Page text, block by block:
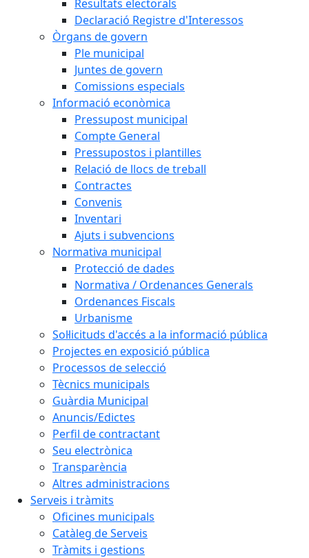
Resultats electorals
Declaració Registre d'Interessos
Òrgans de govern
Ple municipal
Juntes de govern
Comissions especials
Informació econòmica
Pressupost municipal
Compte General
Pressupostos i plantilles
Relació de llocs de treball
Contractes
Convenis
Inventari
Ajuts i subvencions
Normativa municipal
Protecció de dades
Normativa / Ordenances Generals
Ordenances Fiscals
Urbanisme
Sol·licituds d'accés a la informació pública
Projectes en exposició pública
Processos de selecció
Tècnics municipals
Guàrdia Municipal
Anuncis/Edictes
Perfil de contractant
Seu electrònica
Transparència
Altres administracions
Serveis i tràmits
Oficines municipals
Catàleg de Serveis
Tràmits i gestions